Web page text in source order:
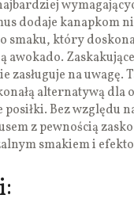
dodaje kanapkom
smaku, który
awokado.
zasługuje na uwagę.
alternatywą dla
Bez względu
z pewnością
smakiem i